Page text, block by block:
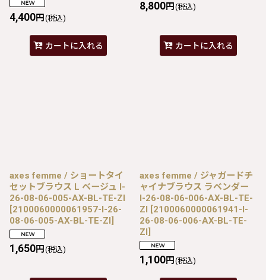
4,400円 (税込)
カートに入れる
8,800円 (税込)
カートに入れる
axes femme / ショートタイ
セットブラウス L ベージュ I-
26-08-06-005-AX-BL-TE-ZI
[2100060000061957-I-26-
08-06-005-AX-BL-TE-ZI]
1,650円 (税込)
axes femme / ジャガードチ
ャイナブラウス ラベンダー
I-26-08-06-006-AX-BL-TE-
ZI [2100060000061941-I-
26-08-06-006-AX-BL-TE-
ZI]
1,100円 (税込)